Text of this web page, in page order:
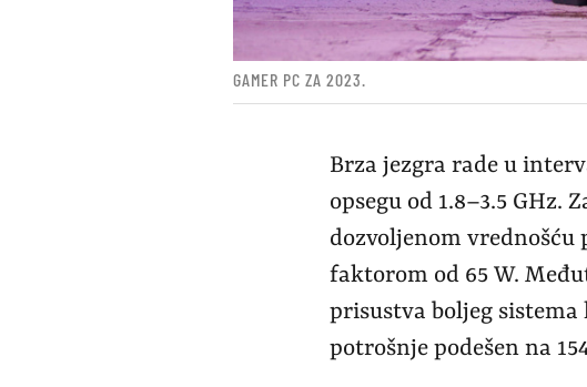
GAMER PC ZA 2023.
Brza jezgra rade u
opsegu od 1.8–3.5
dozvoljenom vrednošću
faktorom od 65 W.
prisustva boljeg
potrošnje podešen na